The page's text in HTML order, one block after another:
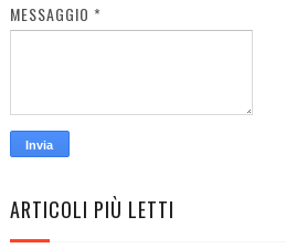
MESSAGGIO *
ARTICOLI PIÙ LETTI